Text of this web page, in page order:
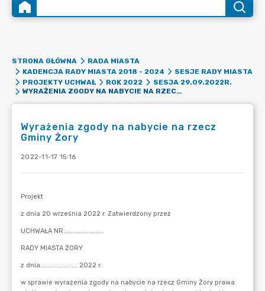
STRONA GŁÓWNA
RADA MIASTA
KADENCJA RADY MIASTA 2018 - 2024
SESJE RADY MIASTA
PROJEKTY UCHWAŁ
ROK 2022
SESJA 29.09.2022R.
WYRAŻENIA ZGODY NA NABYCIE NA RZECZ GMINY ŻORY
Wyrażenia zgody na nabycie na rzecz
Gminy Żory
2022-11-17 15:16